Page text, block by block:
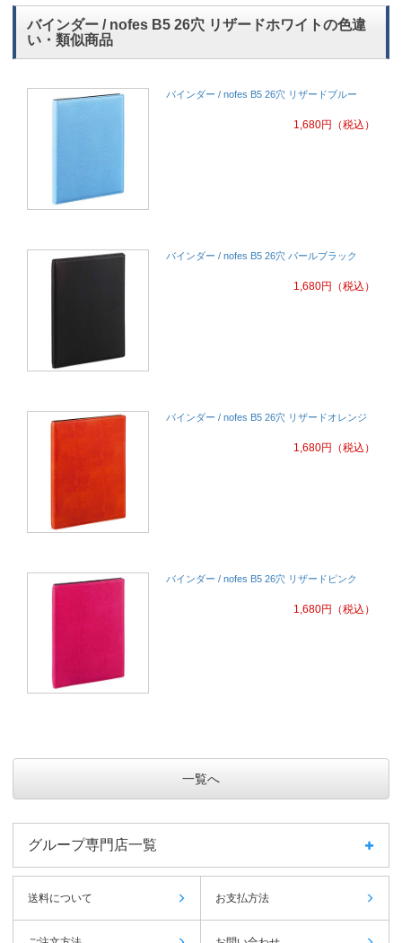
バインダー / nofes B5 26穴 リザードホワイトの色違
い・類似商品
バインダー / nofes B5 26穴 リザードブルー
1,680円 （税込）
バインダー / nofes B5 26穴 パールブラック
1,680円 （税込）
バインダー / nofes B5 26穴 リザードオレンジ
1,680円 （税込）
バインダー / nofes B5 26穴 リザードピンク
1,680円 （税込）
一覧へ
グループ専門店一覧
送料について お支払方法